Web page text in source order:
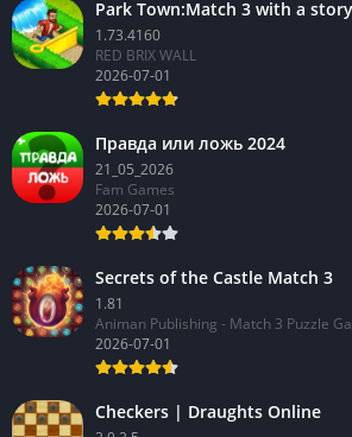
Park Town:Match 3 with a story
1.73.4160
RED BRIX WALL
2026-07-01
Правда или ложь 2024
21_05_2026
Fam Games
2026-07-01
Secrets of the Castle Match 3
1.81
Animan Publishing - Match 3 Puzzle
2026-07-01
Checkers | Draughts Online